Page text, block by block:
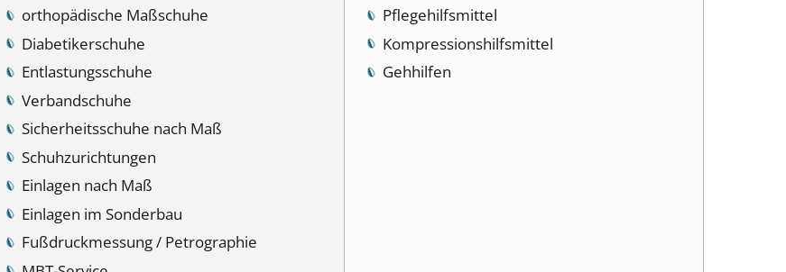
orthopädische Maßschuhe
Diabetikerschuhe
Entlastungsschuhe
Verbandschuhe
Sicherheitsschuhe nach Maß
Schuhzurichtungen
Einlagen nach Maß
Einlagen im Sonderbau
Fußdruckmessung / Petrographie
Pflegehilfsmittel
Kompressionshilfsmittel
Gehhilfen